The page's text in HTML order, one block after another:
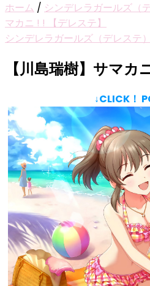
ホーム / シンデレラガールズ（
マカニ ! ! 【デレステ】
シンデレラガールズ（デレステ）
【川島瑞樹】サマカ
↓CLICK！